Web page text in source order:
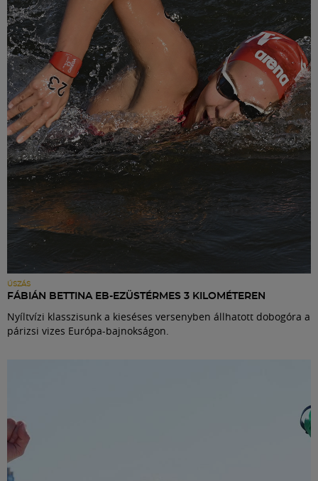
ÚSZÁS
FÁBIÁN BETTINA EB-EZÜSTÉRMES 3 KILOMÉTEREN
Nyíltvízi klasszisunk a kieséses versenyben állhatott dobogóra a
párizsi vizes Európa-bajnokságon.